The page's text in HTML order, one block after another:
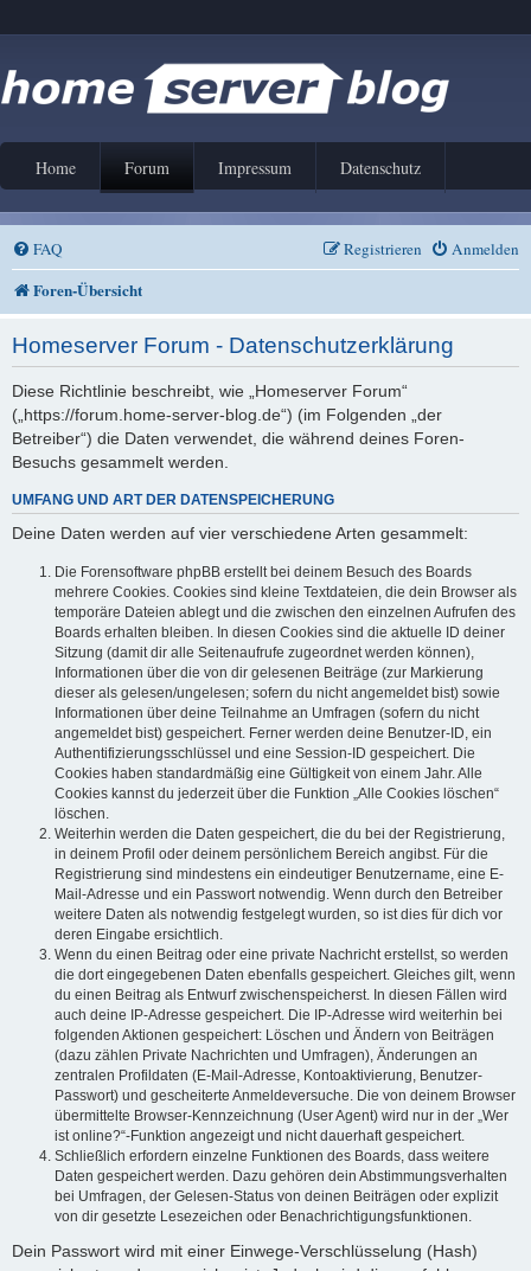
Home Forum Impressum Datenschutz
FAQ Anmelden
Registrieren
Foren-Übersicht
Homeserver Forum - Datenschutzerklärung
Diese Richtlinie beschreibt, wie „Homeserver Forum“
(„https://forum.home-server-blog.de“) (im Folgenden „der
Betreiber“) die Daten verwendet, die während deines Foren-
Besuchs gesammelt werden.
UMFANG UND ART DER DATENSPEICHERUNG
Deine Daten werden auf vier verschiedene Arten gesammelt:
Die Forensoftware phpBB erstellt bei deinem Besuch des Boards
mehrere Cookies. Cookies sind kleine Textdateien, die dein Browser als
temporäre Dateien ablegt und die zwischen den einzelnen Aufrufen des
Boards erhalten bleiben. In diesen Cookies sind die aktuelle ID deiner
Sitzung (damit dir alle Seitenaufrufe zugeordnet werden können),
Informationen über die von dir gelesenen Beiträge (zur Markierung
dieser als gelesen/ungelesen; sofern du nicht angemeldet bist) sowie
Informationen über deine Teilnahme an Umfragen (sofern du nicht
angemeldet bist) gespeichert. Ferner werden deine Benutzer-ID, ein
Authentifizierungsschlüssel und eine Session-ID gespeichert. Die
Cookies haben standardmäßig eine Gültigkeit von einem Jahr. Alle
Cookies kannst du jederzeit über die Funktion „Alle Cookies löschen“
löschen.
Weiterhin werden die Daten gespeichert, die du bei der Registrierung,
in deinem Profil oder deinem persönlichem Bereich angibst. Für die
Registrierung sind mindestens ein eindeutiger Benutzername, eine E-
Mail-Adresse und ein Passwort notwendig. Wenn durch den Betreiber
weitere Daten als notwendig festgelegt wurden, so ist dies für dich vor
deren Eingabe ersichtlich.
Wenn du einen Beitrag oder eine private Nachricht erstellst, so werden
die dort eingegebenen Daten ebenfalls gespeichert. Gleiches gilt, wenn
du einen Beitrag als Entwurf zwischenspeicherst. In diesen Fällen wird
auch deine IP-Adresse gespeichert. Die IP-Adresse wird weiterhin bei
folgenden Aktionen gespeichert: Löschen und Ändern von Beiträgen
(dazu zählen Private Nachrichten und Umfragen), Änderungen an
zentralen Profildaten (E-Mail-Adresse, Kontoaktivierung, Benutzer-
Passwort) und gescheiterte Anmeldeversuche. Die von deinem Browser
übermittelte Browser-Kennzeichnung (User Agent) wird nur in der „Wer
ist online?“-Funktion angezeigt und nicht dauerhaft gespeichert.
Schließlich erfordern einzelne Funktionen des Boards, dass weitere
Daten gespeichert werden. Dazu gehören dein Abstimmungsverhalten
bei Umfragen, der Gelesen-Status von deinen Beiträgen oder explizit
von dir gesetzte Lesezeichen oder Benachrichtigungsfunktionen.
Dein Passwort wird mit einer Einwege-Verschlüsselung (Hash)